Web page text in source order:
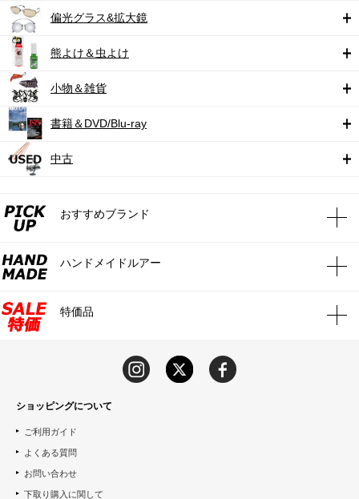
偏光グラス&拡大鏡
熊よけ＆虫よけ
小物＆雑貨
書籍＆DVD/Blu-ray
中古
おすすめブランド
ハンドメイドルアー
特価品
ショッピングについて
ご利用ガイド
よくある質問
お問い合わせ
下取り購入に関して